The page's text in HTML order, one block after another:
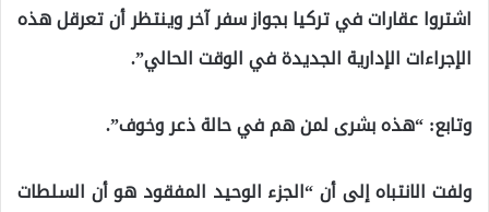
اشتروا عقارات في تركيا بجواز سفر آخر وينتظر أن تعرقل هذه
الإجراءات الإدارية الجديدة في الوقت الحالي”.
وتابع: “هذه بشرى لمن هم في حالة ذعر وخوف”.
ولفت الانتباه إلى أن “الجزء الوحيد المفقود هو أن السلطات